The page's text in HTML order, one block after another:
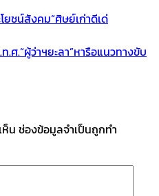
ยชน์สังคม“ศิษย์เก่าดีเด่
ศ.“ผู้ว่าฯยะลา”หารือแนวทางขับ
น ช่องข้อมูลจำเป็นถูกทำ